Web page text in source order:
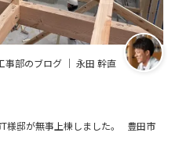
事部のブログ ｜ 永田 幹直
様邸が無事上棟しました。 豊田市